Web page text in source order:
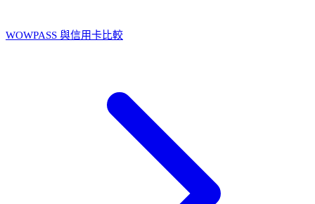
WOWPASS 與信用卡比較